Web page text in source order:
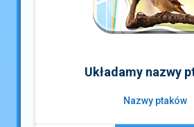
Układamy nazwy
Nazwy ptaków